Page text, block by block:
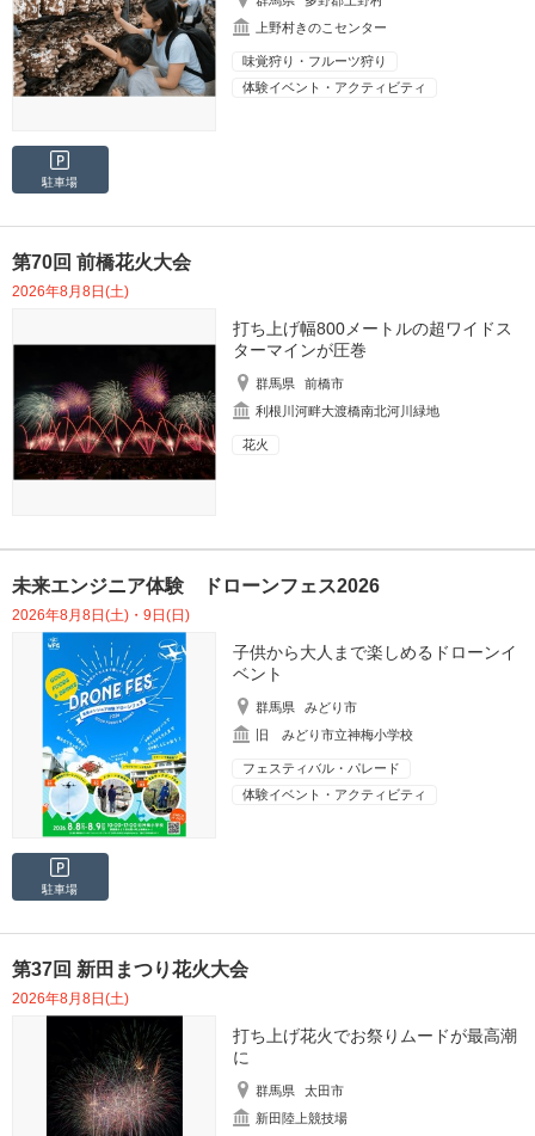
上野村きのこセンター
味覚狩り・フルーツ狩り
体験イベント・アクティビティ
駐車場
第70回 前橋花火大会
2026年8月8日(土)
打ち上げ幅800メートルの超ワイドス
ターマインが圧巻
群馬県
前橋市
利根川河畔大渡橋南北河川緑地
花火
未来エンジニア体験 ドローンフェス2026
2026年8月8日(土)・9日(日)
子供から大人まで楽しめるドローンイ
ベント
群馬県
みどり市
旧 みどり市立神梅小学校
フェスティバル・パレード
体験イベント・アクティビティ
駐車場
第37回 新田まつり花火大会
2026年8月8日(土)
打ち上げ花火でお祭りムードが最高潮
に
群馬県
太田市
新田陸上競技場